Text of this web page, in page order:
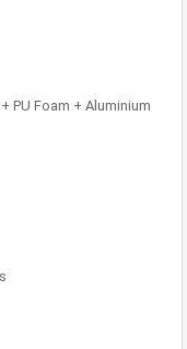
PU Foam + Aluminium